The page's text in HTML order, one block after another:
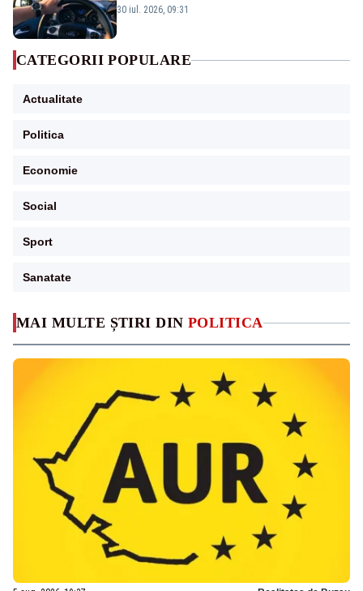
MAI MULTE ȘTIRI DIN POLITICA
propune schimbări majore
30 iul. 2026, 09:31
CATEGORII POPULARE
Actualitate
Politica
Economie
Social
Sport
Sanatate